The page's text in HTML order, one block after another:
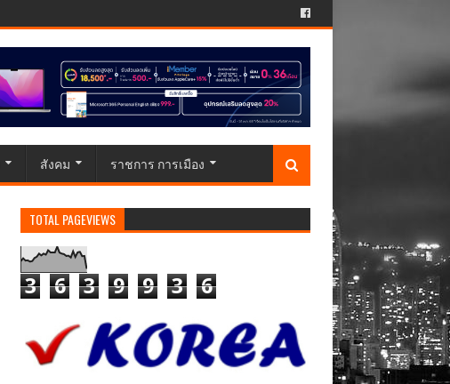
สังคม ราชการ การเมือง
TOTAL PAGEVIEWS
3 6 3 9 9 3 6